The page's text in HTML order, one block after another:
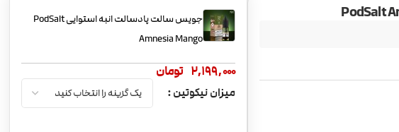
جویس سالت پادسالت انبه استوایی PodSalt
Amnesia Mango
2,199,000 تومان
میزان نیکوتین